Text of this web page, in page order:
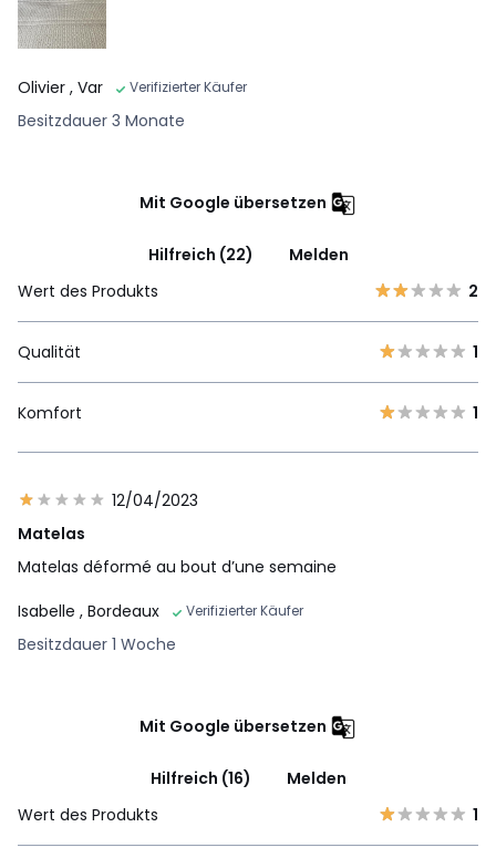
Olivier , Var Verifizierter Käufer
Besitzdauer 3 Monate
Mit Google übersetzen
Hilfreich (22)
Melden
Wert des Produkts
2
Qualität 1
Komfort 1
12/04/2023
Matelas
Matelas déformé au bout d’une semaine
Isabelle , Bordeaux Verifizierter Käufer
Besitzdauer 1 Woche
Mit Google übersetzen
Hilfreich (16)
Melden
Wert des Produkts
1